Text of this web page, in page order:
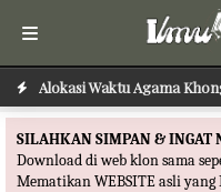
Alokasi Waktu Agama
SILAHKAN SIMPAN &
Download di web klon sama
Mematikan WEBSITE asli